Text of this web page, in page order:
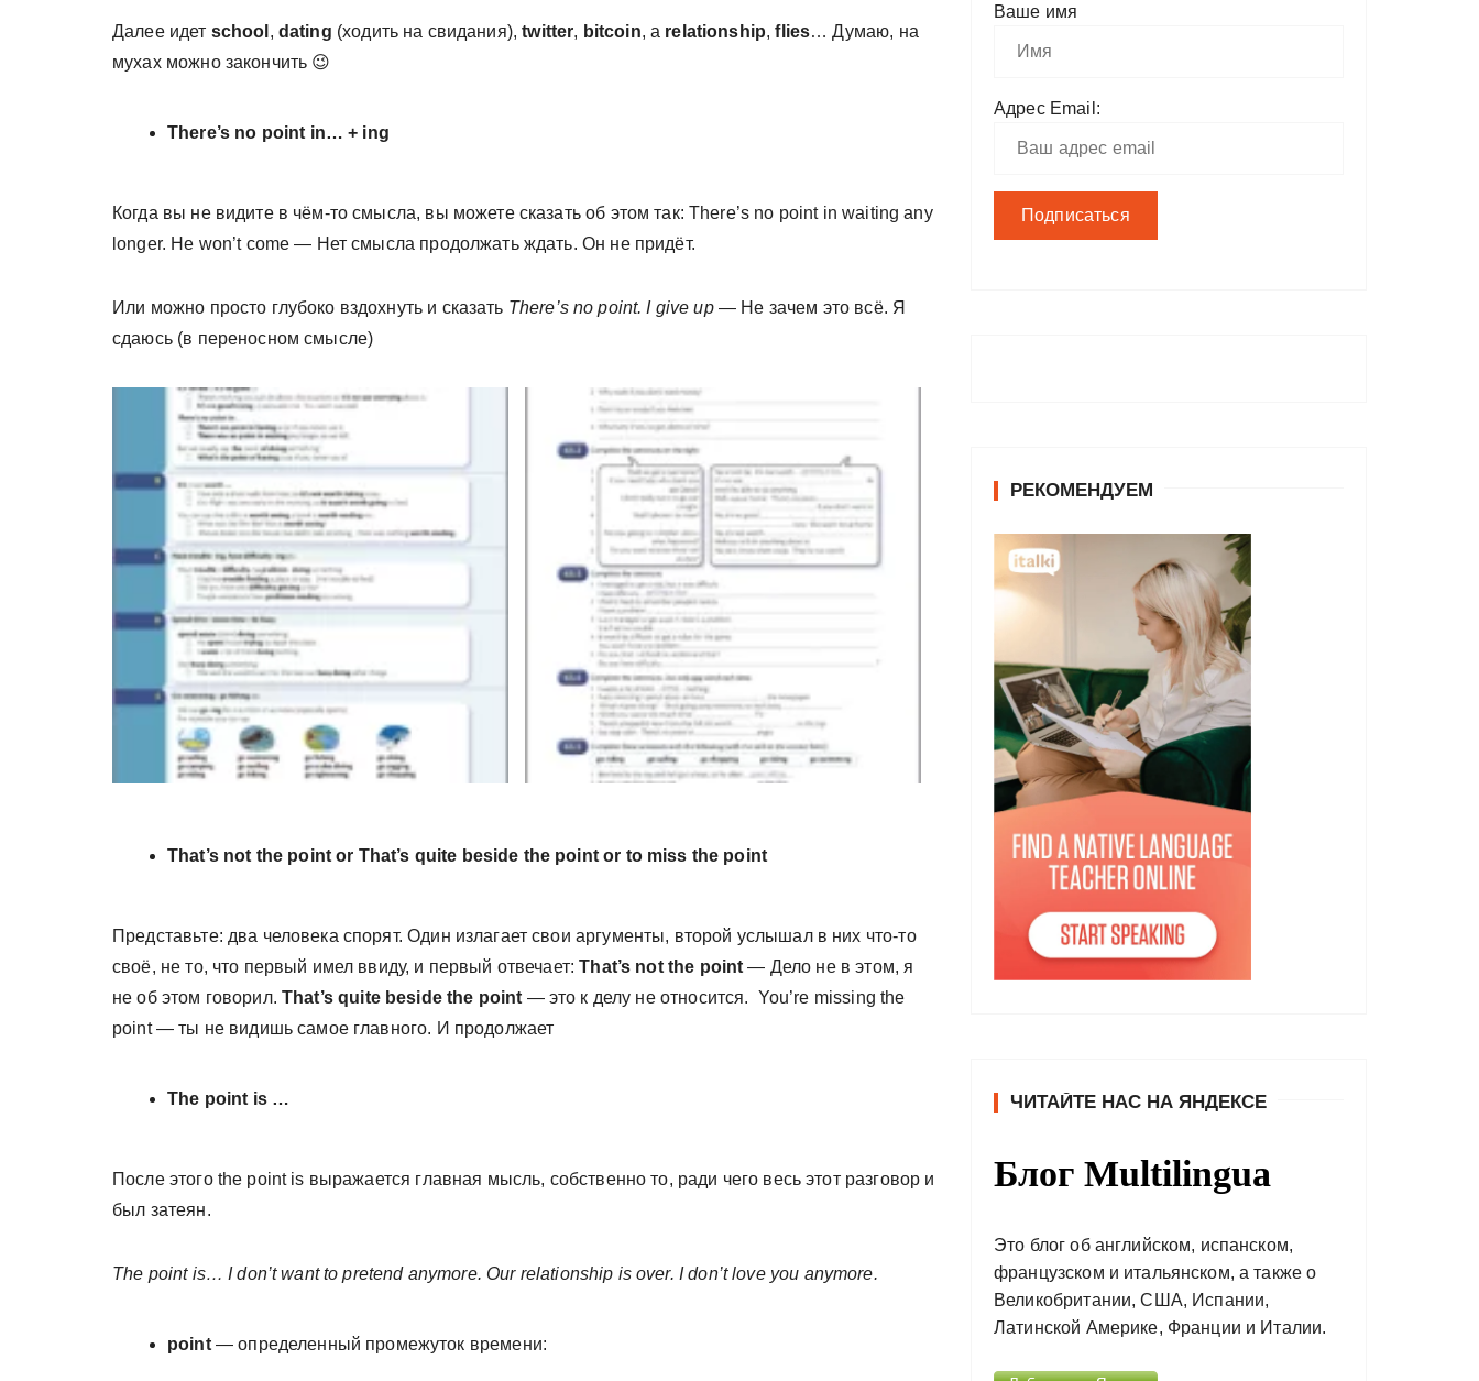
Далее идет school , dating (ходить на свидания),twitter, bitcoin, a relationship,flies… Думаю, на
мухах можно закончить 😉
There’s no point in… + ing
Когда вы не видите в чём-то смысла, вы можете сказать об этом так: There’s no point in waiting any
longer. He won’t come — Нет смысла продолжать ждать. Он не придёт.
Или можно просто глубоко вздохнуть и сказать There’s no point. I give up— Не зачем это всё. Я
сдаюсь (в переносном смысле)
That’s not the point or That’s quite beside the point or to miss the point
Представьте: два человека спорят. Один излагает свои аргументы, второй услышал в них что-то
своё, не то, что первый имел ввиду, и первый отвечает:That’s not the point— Дело не в этом, я
не об этом говорил. That’s quite beside the point— это к делу не относится. You’re missing the
point — ты не видишь самое главного. И продолжает
The point is …
После этого the point is выражается главная мысль, собственно то, ради чего весь этот разговор и
был затеян.
The point is… I don’t want to pretend anymore. Our relationship is over. I don’t love you anymore.
point— определенный промежуток времени:
Ваше имя
Адрес Email:
РЕКОМЕНДУЕМ
ЧИТАЙТЕ НАС НА ЯНДЕКСЕ
Блог Multilingua
Это блог об английском, испанском,
французском и итальянском, а также о
Великобритании, США, Испании,
Латинской Америке, Франции и Италии.